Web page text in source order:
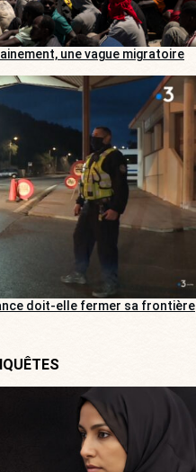
une vague migratoire
doit-elle fermer sa frontière